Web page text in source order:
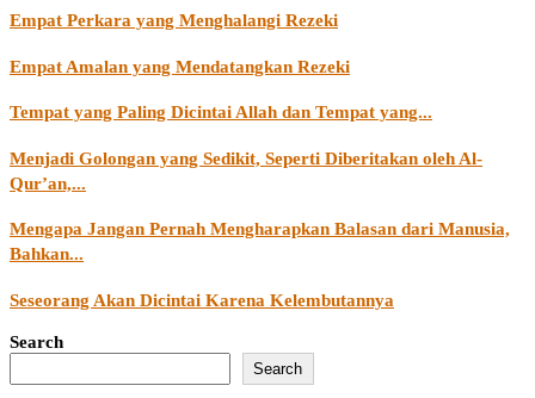
Empat Perkara yang Menghalangi Rezeki
Empat Amalan yang Mendatangkan Rezeki
Tempat yang Paling Dicintai Allah dan Tempat yang...
Menjadi Golongan yang Sedikit, Seperti Diberitakan oleh Al-
Qur’an,...
Mengapa Jangan Pernah Mengharapkan Balasan dari Manusia,
Bahkan...
Seseorang Akan Dicintai Karena Kelembutannya
Search
Search